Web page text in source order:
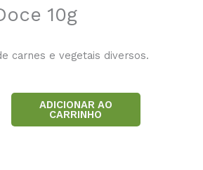
10g
carnes e vegetais diversos.
ADICIONAR AO
CARRINHO